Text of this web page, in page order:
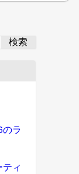
検索
ラ
ィ